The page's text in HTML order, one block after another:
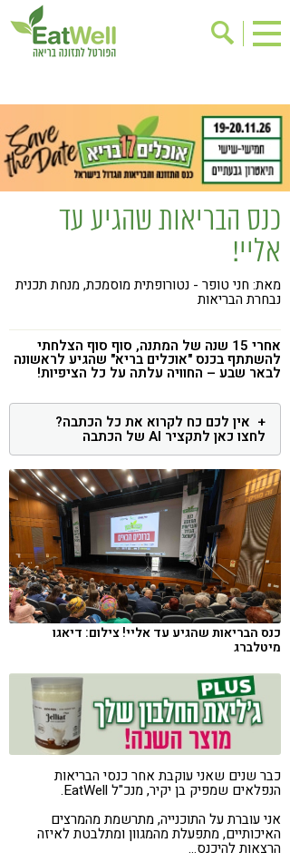
בישול בריא
אינדקס עסקים
ריפוי ומניעת מחלות
בריאות האישה
תוספי תזונה
מתכוני בריאות
אירועים
שינוי תזונתי
גישות בתזונה
ניקוי רעלים
מזונות על
ילדים
תזונה וספורט
הפרעות קשב & ריכוז
אכילה רגשית
קורונה
טבעונות
כנס הבריאות שהגיע עד
אליי!
מאת: חני טופר - נטורופתית מוסמכת, מנחת תכנית
נבחרת הבריאות
אחרי 15 שנה של המתנה, סוף סוף הצלחתי
להשתתף בכנס "אוכלים בריא" שהגיע לראשונה
לבאר שבע – החוויה עלתה על כל הציפיות!
אין לכם כח לקרוא את כל הכתבה?
לחצו כאן לתקציר AI של הכתבה
כנס הבריאות שהגיע עד אליי! צילום: דיאגו
מיטלברג
כבר שנים שאני עוקבת אחר כנסי הבריאות
הנפלאים שמפיק בן יקיר, מנכ"ל EatWell.
אני עוברת על התוכנייה, מתרשמת מהמרצים
האיכותיים, מתפעלת מהמגוון ומתלבטת לאיזה
הרצאות להיכנס…